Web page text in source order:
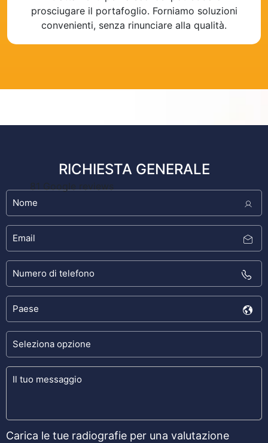
prosciugare il portafoglio. Forniamo soluzioni
convenienti, senza rinunciare alla qualità.
RICHIESTA GENERALE
Carica le tue radiografie per una valutazione
81 Google reviews